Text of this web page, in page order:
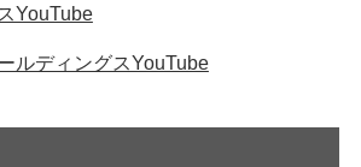
YouTube
ルディングスYouTube